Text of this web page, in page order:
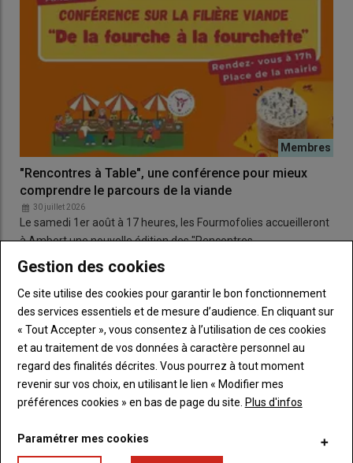
"Rencontres à Table", une conférence pour mieux
comprendre le parcours de la viande
30 juillet 2026
Le samedi 1er août à 17 heures, les Fourmofolies accueilleront
à Ambert une nouvelle édition des "Rencontres…
ÉCONOMIE & SOCIÉTÉ
Gestion des cookies
Ce site utilise des cookies pour garantir le bon fonctionnement
des services essentiels et de mesure d’audience. En cliquant sur
« Tout Accepter », vous consentez à l’utilisation de ces cookies
et au traitement de vos données à caractère personnel au
regard des finalités décrites. Vous pourrez à tout moment
revenir sur vos choix, en utilisant le lien « Modifier mes
préférences cookies » en bas de page du site. Plus d'infos
Paramétrer mes cookies